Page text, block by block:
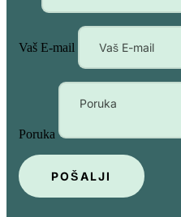
Vaš E-mail
Poruka
POŠALJI